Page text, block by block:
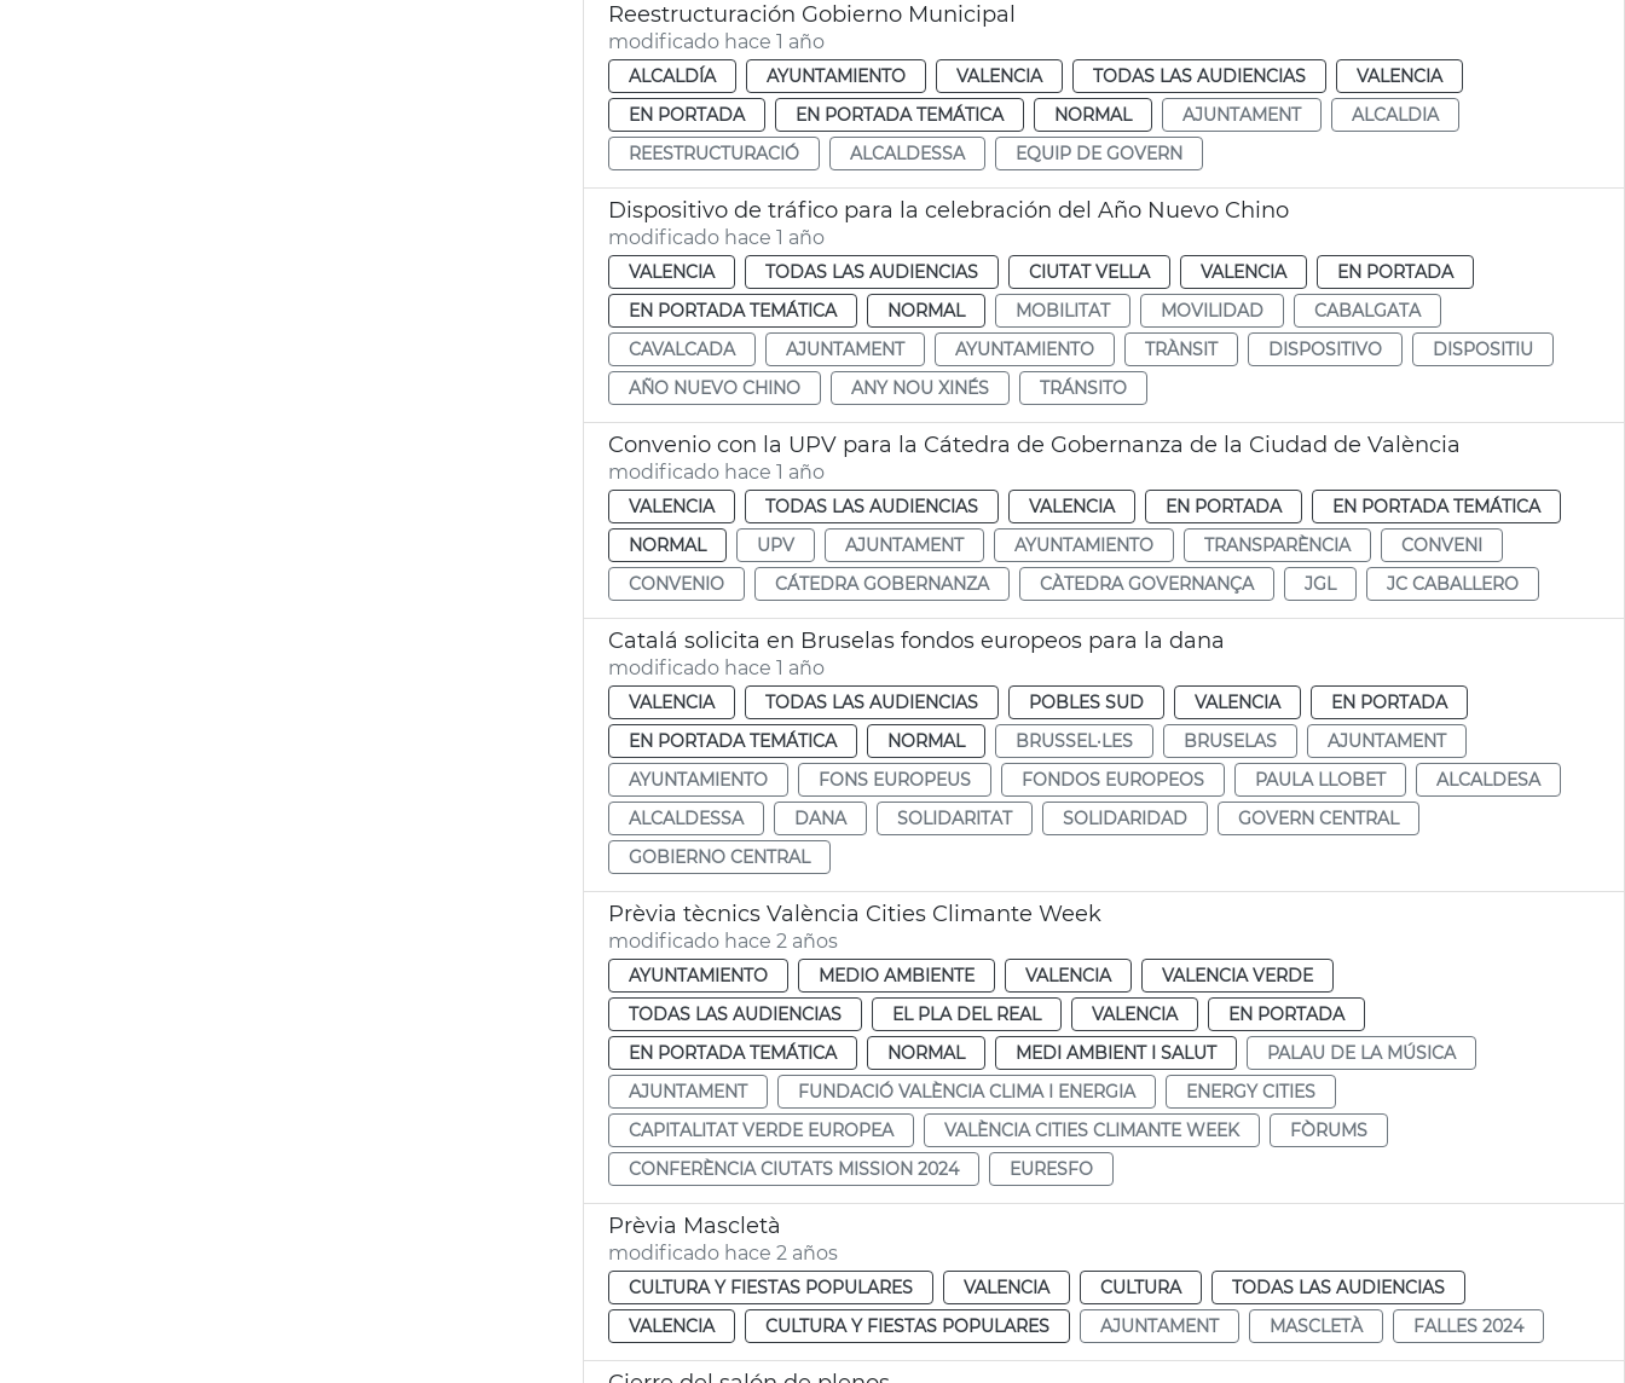
Reestructuración Gobierno Municipal
modificado hace 1 año
ALCALDÍA AYUNTAMIENTO VALENCIA TODAS LAS AUDIENCIAS
VALENCIA
EN PORTADA
EN PORTADA TEMÁTICA NORMAL AJUNTAMENT
ALCALDIA
REESTRUCTURACIÓ
ALCALDESSA EQUIP DE GOVERN
Dispositivo de tráfico para la celebración del Año Nuevo Chino
modificado hace 1 año
VALENCIA TODAS LAS AUDIENCIAS CIUTAT VELLA VALENCIA
EN PORTADA
EN PORTADA TEMÁTICA
NORMAL MOBILITAT MOVILIDAD
CABALGATA
CAVALCADA
AJUNTAMENT AYUNTAMIENTO TRÀNSIT DISPOSITIVO
DISPOSITIU
AÑO NUEVO CHINO
ANY NOU XINÉS TRÁNSITO
Convenio con la UPV para la Cátedra de Gobernanza de la Ciudad de València
modificado hace 1 año
VALENCIA TODAS LAS AUDIENCIAS VALENCIA EN PORTADA
EN PORTADA TEMÁTICA
NORMAL
UPV AJUNTAMENT AYUNTAMIENTO TRANSPARÈNCIA
CONVENI
CONVENIO
CÁTEDRA GOBERNANZA CÀTEDRA GOVERNANÇA JGL JC CABALLERO
Catalá solicita en Bruselas fondos europeos para la dana
modificado hace 1 año
VALENCIA TODAS LAS AUDIENCIAS POBLES SUD VALENCIA
EN PORTADA
EN PORTADA TEMÁTICA
NORMAL BRUSSEL·LES BRUSELAS
AJUNTAMENT
AYUNTAMIENTO
FONS EUROPEUS FONDOS EUROPEOS PAULA LLOBET
ALCALDESA
ALCALDESSA
DANA SOLIDARITAT SOLIDARIDAD
GOVERN CENTRAL
GOBIERNO CENTRAL
Prèvia tècnics València Cities Climante Week
modificado hace 2 años
AYUNTAMIENTO MEDIO AMBIENTE VALENCIA
VALENCIA VERDE
TODAS LAS AUDIENCIAS
EL PLA DEL REAL VALENCIA
EN PORTADA
EN PORTADA TEMÁTICA
NORMAL MEDI AMBIENT I SALUT
PALAU DE LA MÚSICA
AJUNTAMENT
FUNDACIÓ VALÈNCIA CLIMA I ENERGIA
ENERGY CITIES
CAPITALITAT VERDE EUROPEA
VALÈNCIA CITIES CLIMANTE WEEK
FÒRUMS
CONFERÈNCIA CIUTATS MISSION 2024
EURESFO
Prèvia Mascletà
modificado hace 2 años
CULTURA Y FIESTAS POPULARES VALENCIA CULTURA
TODAS LAS AUDIENCIAS
VALENCIA
CULTURA Y FIESTAS POPULARES AJUNTAMENT MASCLETÀ FALLES 2024